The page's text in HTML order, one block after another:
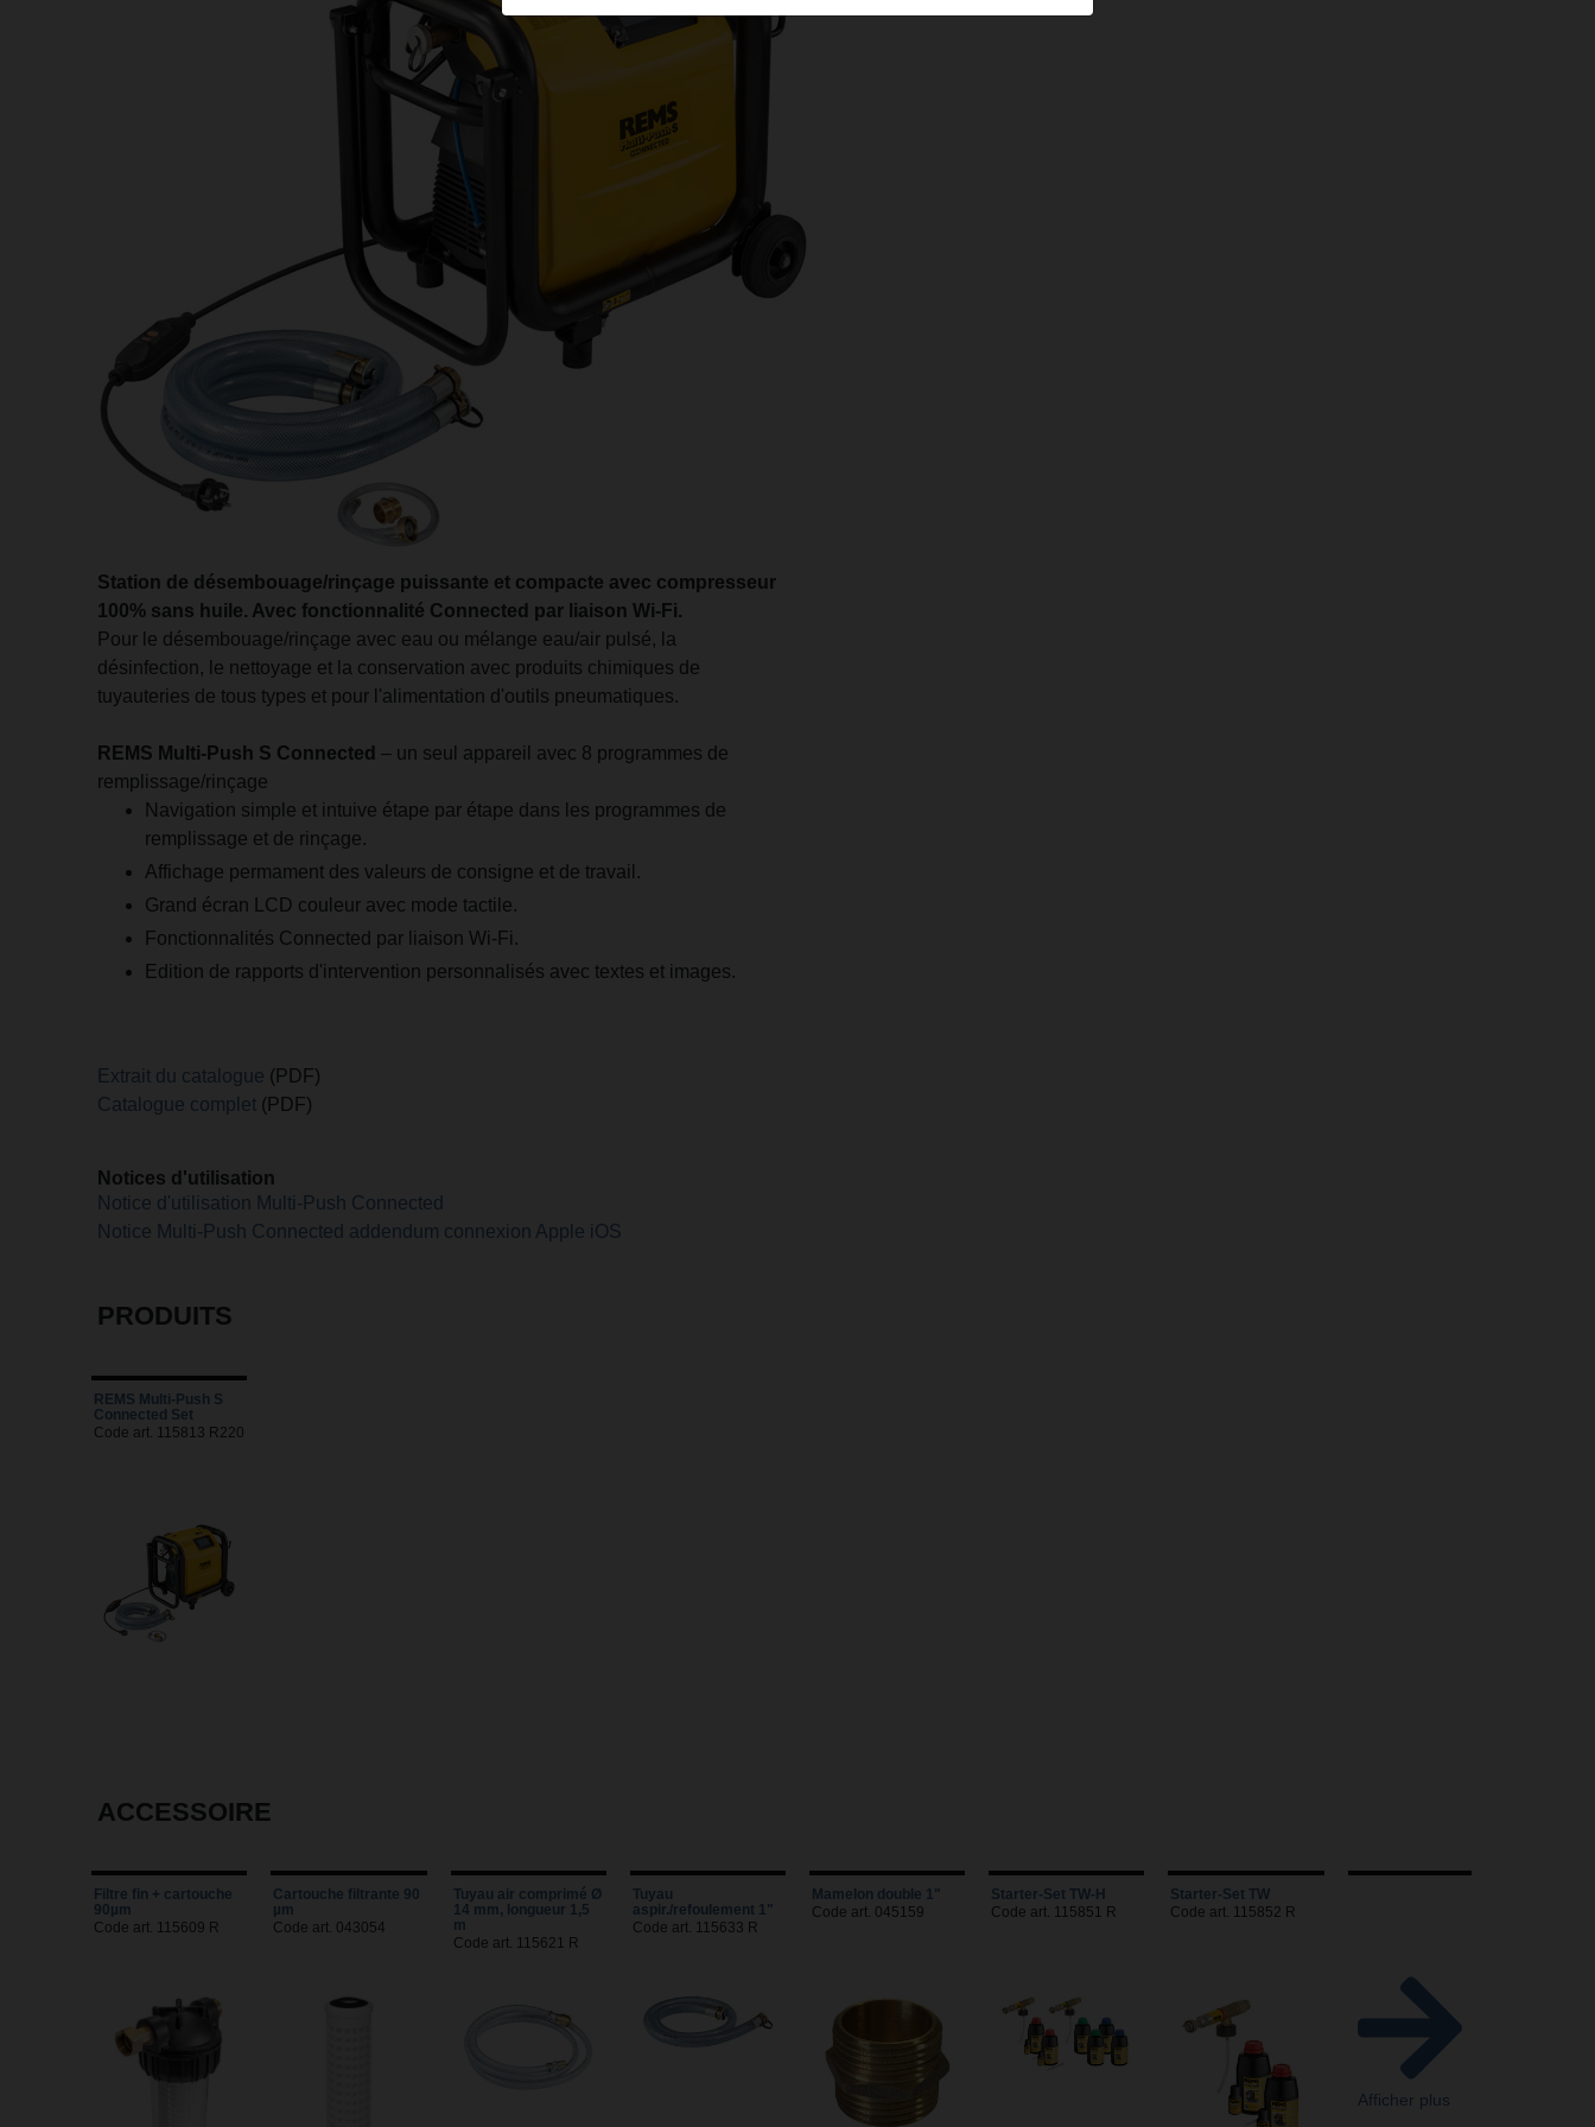
Station de désembouage/rinçage puissante et compacte avec compresseur
100% sans huile. Avec fonctionnalité Connected par liaison Wi-Fi.
Pour le désembouage/rinçage avec eau ou mélange eau/air pulsé, la
désinfection, le nettoyage et la conservation avec produits chimiques de
tuyauteries de tous types et pour l'alimentation d'outils pneumatiques.
REMS Multi-Push S Connected – un seul appareil avec 8 programmes de
remplissage/rinçage
Navigation simple et intuive étape par étape dans les programmes de
remplissage et de rinçage.
Affichage permament des valeurs de consigne et de travail.
Grand écran LCD couleur avec mode tactile.
Fonctionnalités Connected par liaison Wi-Fi.
Edition de rapports d'intervention personnalisés avec textes et images.
Extrait du catalogue (PDF)
Catalogue complet (PDF)
Notices d'utilisation
Notice d'utilisation Multi-Push Connected
Notice Multi-Push Connected addendum connexion Apple iOS
PRODUITS
REMS Multi-Push S
Connected Set
Code art. 115813 R220
ACCESSOIRE
Filtre fin + cartouche
90µm
Code art. 115609 R
Cartouche filtrante 90
µm
Code art. 043054
Tuyau air comprimé Ø
14 mm, longueur 1,5
m
Code art. 115621 R
Tuyau
aspir./refoulement 1"
Code art. 115633 R
Mamelon double 1"
Code art. 045159
Starter-Set TW-H
Code art. 115851 R
Starter-Set TW
Code art. 115852 R
Afficher plus